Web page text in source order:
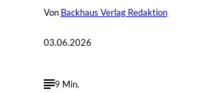
Von Backhaus Verlag Redaktion
03.06.2026
9 Min.